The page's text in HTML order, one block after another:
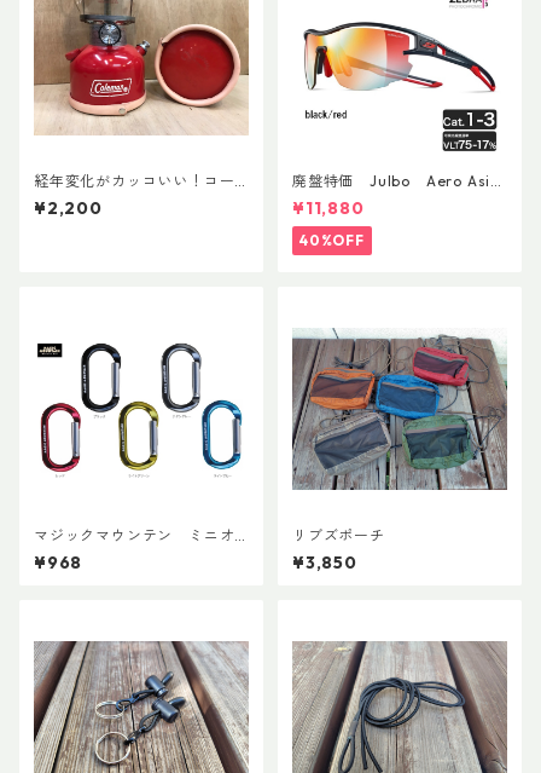
経年変化がカッコいい！コー
ルマン・ランタン用ボトムレ
ザーカバー135mm
¥2,200
廃盤特価 Julbo Aero Asia
nFit
¥11,880
40%OFF
マジックマウンテン ミニオ
ーバルビナー
¥968
リブズポーチ
¥3,850